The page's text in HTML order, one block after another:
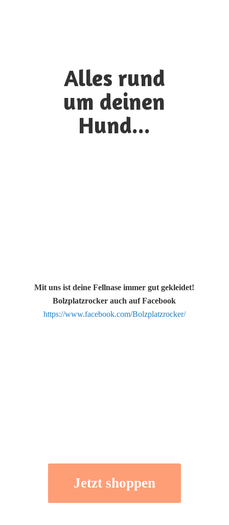
Alles rund
um deinen
Hund...
Mit uns ist deine Fellnase immer gut gekleidet!
Bolzplatzrocker auch auf Facebook
https://www.facebook.com/Bolzplatzrocker/
Jetzt shoppen